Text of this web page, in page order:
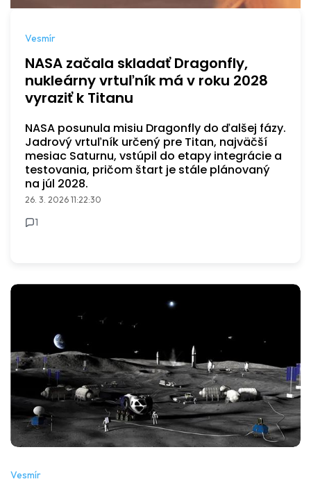
Vesmír
NASA začala skladať Dragonfly,
nukleárny vrtuľník má v roku 2028
vyraziť k Titanu
NASA posunula misiu Dragonfly do ďalšej fázy.
Jadrový vrtuľník určený pre Titan, najväčší
mesiac Saturnu, vstúpil do etapy integrácie a
testovania, pričom štart je stále plánovaný
na júl 2028.
26. 3. 2026 11:22:30
1
Vesmír